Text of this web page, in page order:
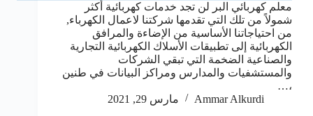
معلم كهربائي البر لن تجد خدمات كهربائية أكثر
شمولاً من تلك التي تقدمها شركتنا لاعمال الكهرباء,
من احتياجاتنا الأساسية من الإضاءة والمرافق
الكهربائية إلى تطبيقات الأسلاك الكهربائية التجارية
والصناعية الضخمة التي تبقي الشركات
والمستشفيات والمدارس ومراكز البيانات في طنين
،…
Ammar Alkurdi
مارس 29, 2021